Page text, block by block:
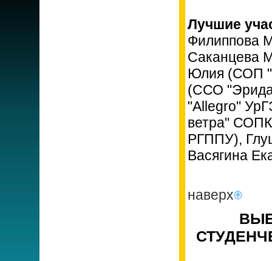
Лучшие
Филиппова
Саканцева
Юлия (СОП
(ССО
"Allegro"
ветра"
РГППУ),
Васягина
наверх